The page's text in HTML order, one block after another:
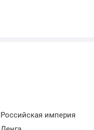
Российская империя